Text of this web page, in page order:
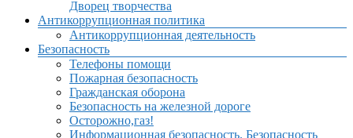
Дворец творчества
Антикоррупционная политика
Антикоррупционная деятельность
Безопасность
Телефоны помощи
Пожарная безопасность
Гражданская оборона
Безопасность на железной дороге
Осторожно,газ!
Информационная безопасность. Безопасность